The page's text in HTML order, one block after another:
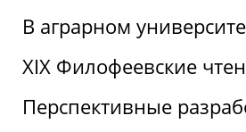
В аграрном
XIX Филофеевские
Перспективные